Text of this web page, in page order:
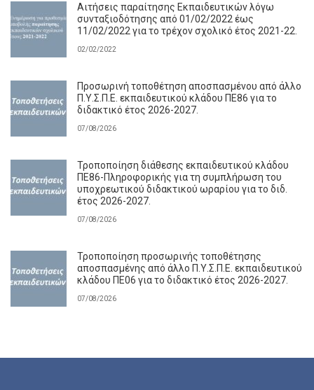
Αιτήσεις παραίτησης Εκπαιδευτικών λόγω
συνταξιοδότησης από 01/02/2022 έως
11/02/2022 για το τρέχον σχολικό έτος 2021-22.
02/02/2022
Προσωρινή τοποθέτηση αποσπασμένου από άλλο
Π.Υ.Σ.Π.Ε. εκπαιδευτικού κλάδου ΠΕ86 για το
διδακτικό έτος 2026-2027.
07/08/2026
Τροποποίηση διάθεσης εκπαιδευτικού κλάδου
ΠΕ86-Πληροφορικής για τη συμπλήρωση του
υποχρεωτικού διδακτικού ωραρίου για το διδ.
έτος 2026-2027.
07/08/2026
Τροποποίηση προσωρινής τοποθέτησης
αποσπασμένης από άλλο Π.Υ.Σ.Π.Ε. εκπαιδευτικού
κλάδου ΠΕ06 για το διδακτικό έτος 2026-2027.
07/08/2026